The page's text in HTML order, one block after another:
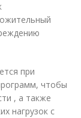
при
чтобы
, а также
нагрузок с